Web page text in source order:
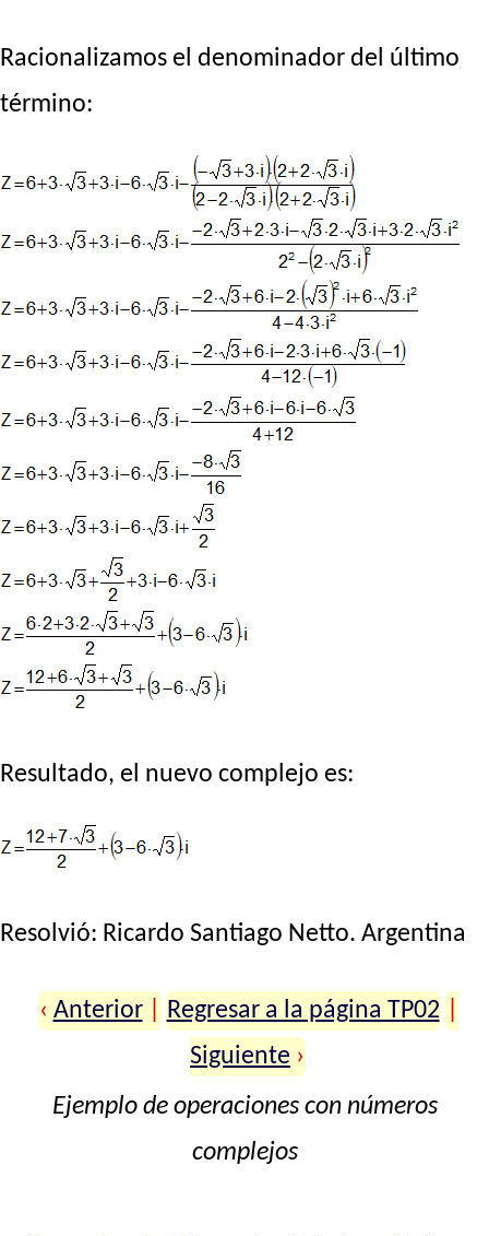
Racionalizamos el denominador del último
término:
Resultado, el nuevo complejo es:
Resolvió: Ricardo Santiago Netto. Argentina
‹ Anterior Regresar a la página TP02
Siguiente ›
Ejemplo de operaciones con números
complejos